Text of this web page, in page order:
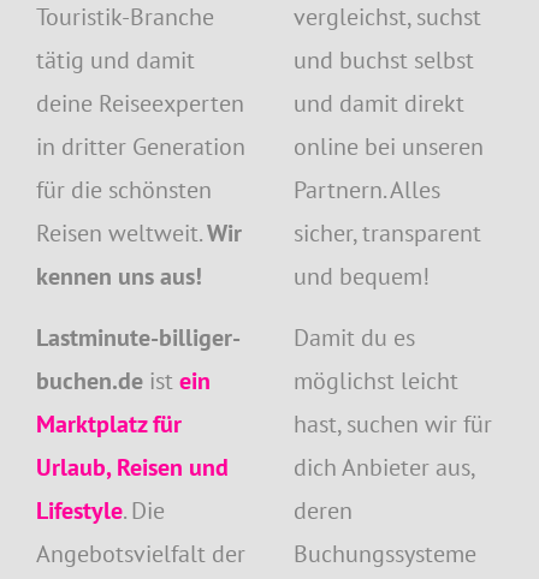
Touristik-Branche
tätig und damit
deine Reiseexperten
in dritter Generation
für die schönsten
Reisen weltweit.Wir
kennen uns aus!
Lastminute-billiger-
buchen.de istein
Marktplatz für
Urlaub, Reisen und
Lifestyle. Die
Angebotsvielfalt der
vergleichst, suchst
und buchst selbst
und damit direkt
online bei unseren
Partnern. Alles
sicher, transparent
und bequem!
Damit du es
möglichst leicht
hast, suchen wir für
dich Anbieter aus,
deren
Buchungssysteme